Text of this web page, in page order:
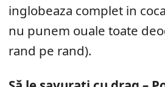
inglobeaza complet in
nu punem ouale toate
rand pe rand).